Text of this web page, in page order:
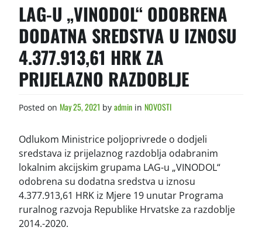
LAG-U „VINODOL“ ODOBRENA
DODATNA SREDSTVA U IZNOSU
4.377.913,61 HRK ZA
PRIJELAZNO RAZDOBLJE
Posted on May 25, 2021 by admin in NOVOSTI
Odlukom Ministrice poljoprivrede o dodjeli
sredstava iz prijelaznog razdoblja odabranim
lokalnim akcijskim grupama LAG-u „VINODOL“
odobrena su dodatna sredstva u iznosu
4.377.913,61 HRK iz Mjere 19 unutar Programa
ruralnog razvoja Republike Hrvatske za razdoblje
2014.-2020.